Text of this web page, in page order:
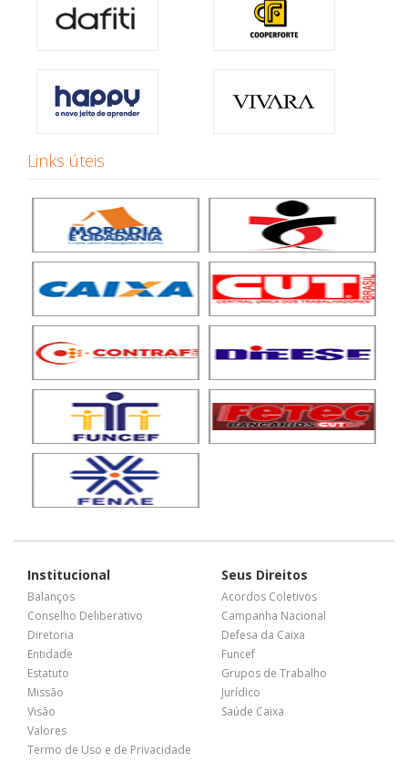
Links úteis
Institucional
Balanços
Conselho Deliberativo
Diretoria
Entidade
Estatuto
Missão
Visão
Valores
Termo de Uso e de Privacidade
Seus Direitos
Acordos Coletivos
Campanha Nacional
Defesa da Caixa
Funcef
Grupos de Trabalho
Jurídico
Saúde Caixa